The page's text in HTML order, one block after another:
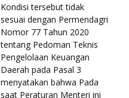
Kondisi tersebut tidak
sesuai dengan Permendagri
Nomor 77 Tahun 2020
tentang Pedoman Teknis
Pengelolaan Keuangan
Daerah pada Pasal 3
menyatakan bahwa Pada
saat Peraturan Menteri ini